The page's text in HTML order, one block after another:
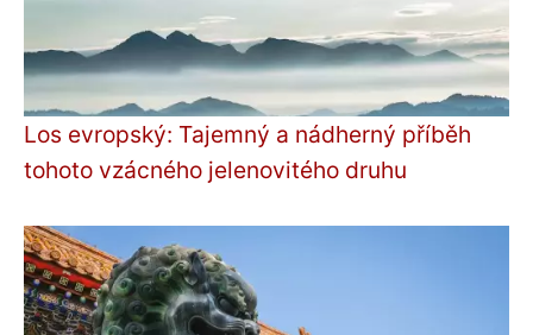
Los evropský: Tajemný a nádherný příběh
tohoto vzácného jelenovitého druhu